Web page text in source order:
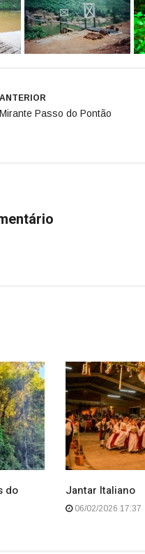
ANTERIOR
Mirante Passo do Pontão
do
Jantar Italiano
06/02/2026 17:37